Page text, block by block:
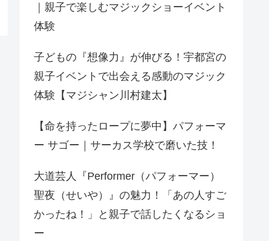
｜親子で楽しむマジックショーイベント
体験
子どもの『想像力』が伸びる！宇都宮の
親子イベントで出会える感動のマジック
体験【マジシャン川村建太】
【命を持ったロープに夢中】パフォーマ
ー サゴー｜サーカス学校で磨いた技！
大道芸人『Performer（パフォーマー）
聖夜（せいや）』の魅力！「あの人すご
かったね！」と親子で話したくなるショ
ー